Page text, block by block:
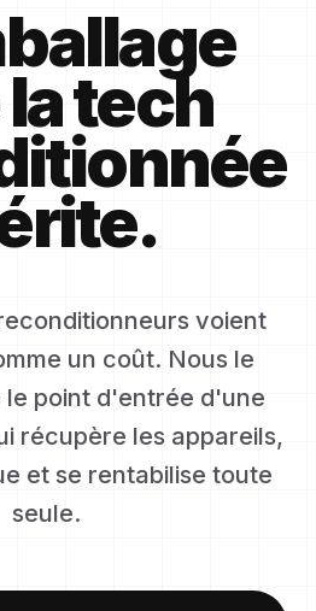
tech
voient
un coût. Nous le
point d'entrée d'une
récupère les appareils,
et se rentabilise toute
seule.